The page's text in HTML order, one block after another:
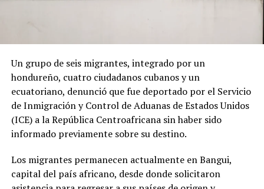
Un grupo de seis migrantes, integrado por un
hondureño, cuatro ciudadanos cubanos y un
ecuatoriano, denunció que fue deportado por el Servicio
de Inmigración y Control de Aduanas de Estados Unidos
(ICE) a la República Centroafricana sin haber sido
informado previamente sobre su destino.
Los migrantes permanecen actualmente en Bangui,
capital del país africano, desde donde solicitaron